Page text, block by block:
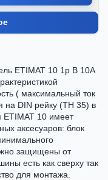
ETIMAT 10 1p B 10А
( максимальный ток
на DIN рейку (ТН 35) в
10 имеет
аксесуаров: блок
защищены от
есть как сверху так
для монтажа.